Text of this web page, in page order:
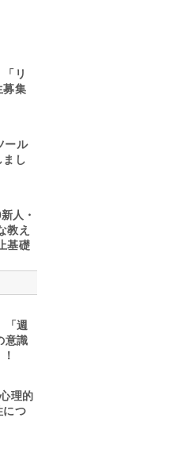
「リ
募集
ール
まし
人・
え
基礎
「週
意識
理的
につ